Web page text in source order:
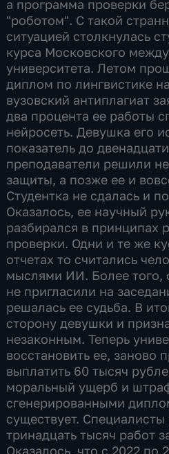
а программа проверки
"роботом". С такой
ситуацией столкнулась
курса Московского
университета. Летом
диплом по лингвистике
вузовский антиплагиат
два процента ее работы
нейросеть. Девушка его
показатель до
преподаватели решили
защиты, а позже ее и
Студентка не сдалась и
Оказалось, ее научный
разбирался в принципах
проверки. Одни и те же
отчетах то считались
мыслями ИИ. Более того,
не пригласили на
решалась ее судьба. В
сторону девушки и
незаконным. Теперь
восстановить ее, заново
выплатить 60 тысяч
моральный ущерб и
сгенерированными
существует.
тринадцать тысяч работ
Оказалось, что с 2022 по